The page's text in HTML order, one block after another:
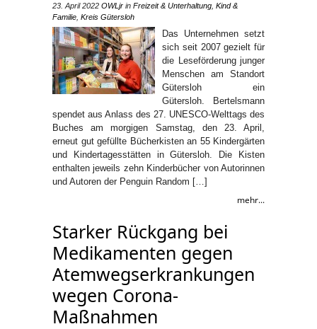
23. April 2022 OWLjr in Freizeit & Unterhaltung Kind &
Familie Kreis Gütersloh
Das Unternehmen setzt
sich seit 2007 gezielt für
die Leseförderung junger
Menschen am Standort
Gütersloh ein
Gütersloh. Bertelsmann
spendet aus Anlass des 27. UNESCO-Welttags des
Buches am morgigen Samstag, den 23. April,
erneut gut gefüllte Bücherkisten an 55 Kindergärten
und Kindertagesstätten in Gütersloh. Die Kisten
enthalten jeweils zehn Kinderbücher von Autorinnen
und Autoren der Penguin Random […]
mehr...
Starker Rückgang bei
Medikamenten gegen
Atemwegserkrankungen
wegen Corona-
Maßnahmen